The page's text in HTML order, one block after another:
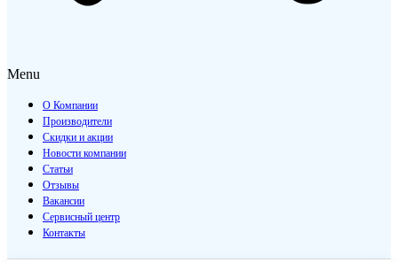
Menu
О Компании
Производители
Скидки и акции
Новости компании
Статьи
Отзывы
Вакансии
Сервисный центр
Контакты